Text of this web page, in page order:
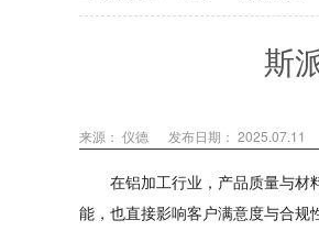
斯
来源： 仪德 发布日期： 2025.07.11
在铝加工行业，产品质量与材
能，也直接影响客户满意度与合